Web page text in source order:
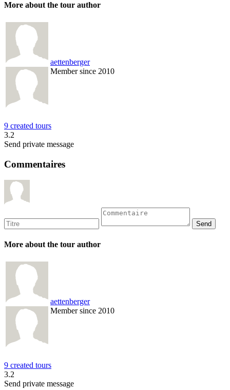
More about the tour author
aettenberger
Member since 2010
9 created tours
3.2
Send private message
Commentaires
More about the tour author
aettenberger
Member since 2010
9 created tours
3.2
Send private message